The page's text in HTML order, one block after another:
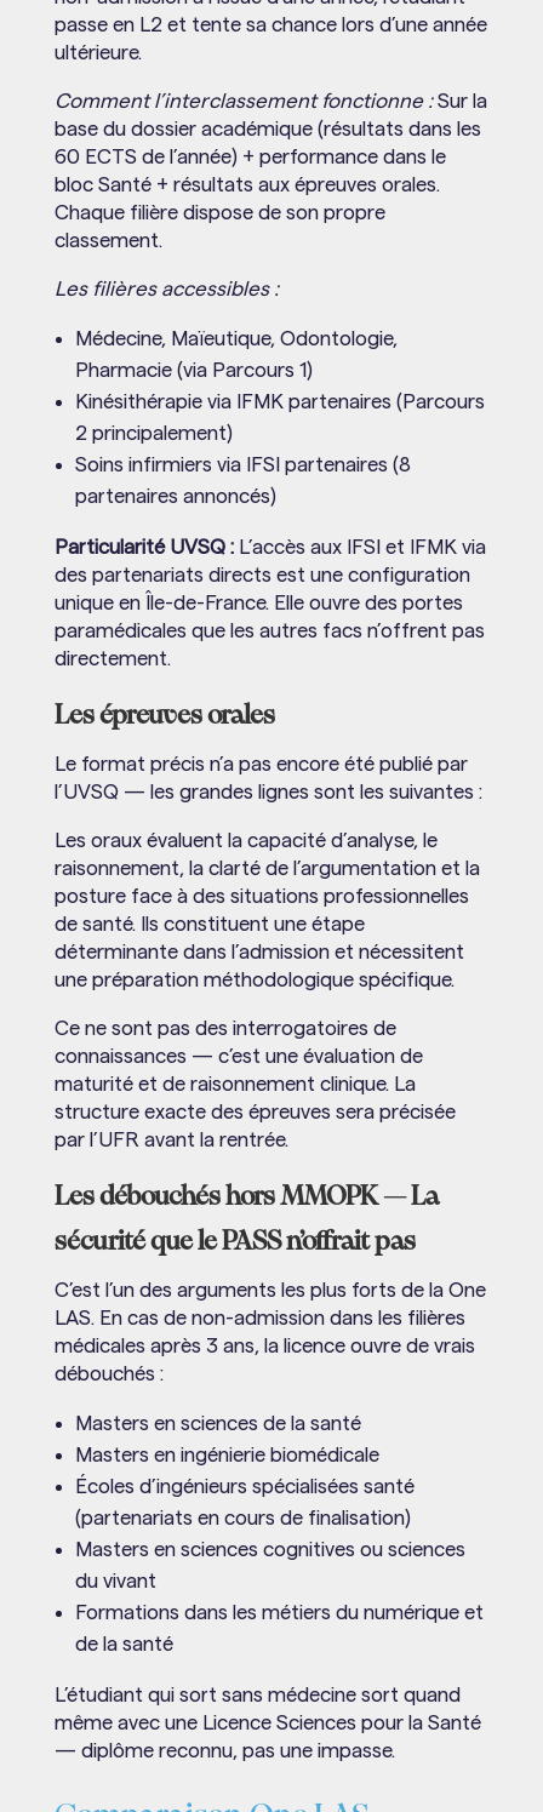
passe en L2 et tente sa chance lors d’une année
ultérieure.
Comment l’interclassement fonctionne :Sur la
base du dossier académique (résultats dans les
60 ECTS de l’année) + performance dans le
bloc Santé + résultats aux épreuves orales.
Chaque filière dispose de son propre
classement.
Les filières accessibles :
Médecine, Maïeutique, Odontologie,
Pharmacie (via Parcours 1)
Kinésithérapie via IFMK partenaires (Parcours
2 principalement)
Soins infirmiers via IFSI partenaires (8
partenaires annoncés)
Particularité UVSQ :L’accès aux IFSI et IFMK via
des partenariats directs est une configuration
unique en Île-de-France. Elle ouvre des portes
paramédicales que les autres facs n’offrent pas
directement.
Les épreuves orales
Le format précis n’a pas encore été publié par
l’UVSQ — les grandes lignes sont les suivantes :
Les oraux évaluent la capacité d’analyse, le
raisonnement, la clarté de l’argumentation et la
posture face à des situations professionnelles
de santé. Ils constituent une étape
déterminante dans l’admission et nécessitent
une préparation méthodologique spécifique.
Ce ne sont pas des interrogatoires de
connaissances — c’est une évaluation de
maturité et de raisonnement clinique. La
structure exacte des épreuves sera précisée
par l’UFR avant la rentrée.
Les débouchés hors MMOPK — La
sécurité que le PASS n’offrait pas
C’est l’un des arguments les plus forts de la One
LAS. En cas de non-admission dans les filières
médicales après 3 ans, la licence ouvre de vrais
débouchés :
Masters en sciences de la santé
Masters en ingénierie biomédicale
Écoles d’ingénieurs spécialisées santé
(partenariats en cours de finalisation)
Masters en sciences cognitives ou sciences
du vivant
Formations dans les métiers du numérique et
de la santé
L’étudiant qui sort sans médecine sort quand
même avec une Licence Sciences pour la Santé
— diplôme reconnu, pas une impasse.